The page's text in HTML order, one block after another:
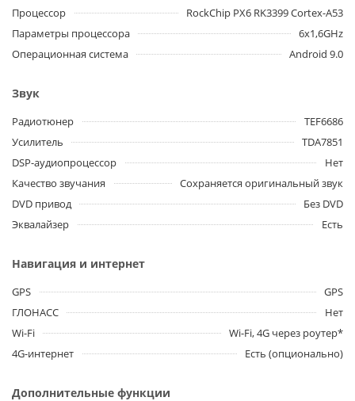
Процессор
RockChip PX6 RK3399 Cortex-A53
Параметры процессора
6x1,6GHz
Операционная система
Android 9.0
Звук
Радиотюнер
TEF6686
Усилитель
TDA7851
DSP-аудиопроцессор
Нет
Качество звучания
Сохраняется оригинальный звук
DVD привод
Без DVD
Эквалайзер
Есть
Навигация и интернет
GPS
GPS
ГЛОНАСС
Нет
Wi-Fi
Wi-Fi, 4G через роутер*
4G-интернет
Есть (опционально)
Дополнительные функции